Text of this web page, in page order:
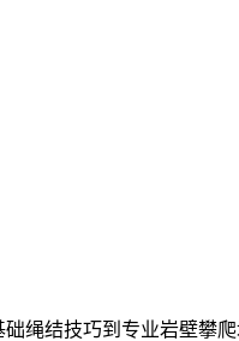
绳结技巧到专业岩壁攀